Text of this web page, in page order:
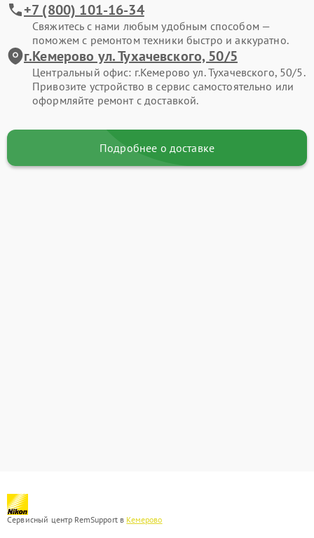
+7 (800) 101-16-34
Свяжитесь с нами любым удобным способом —
поможем с ремонтом техники быстро и аккуратно.
г.Кемерово ул. Тухачевского, 50/5
Центральный офис: г.Кемерово ул. Тухачевского, 50/5.
Привозите устройство в сервис самостоятельно или
оформляйте ремонт с доставкой.
Подробнее о доставке
Сервисный центр RemSupport в Кемерово